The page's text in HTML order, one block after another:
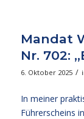
Mandat
Nr. 702:
6. Oktober 2025 /
In meiner
Führerscheins